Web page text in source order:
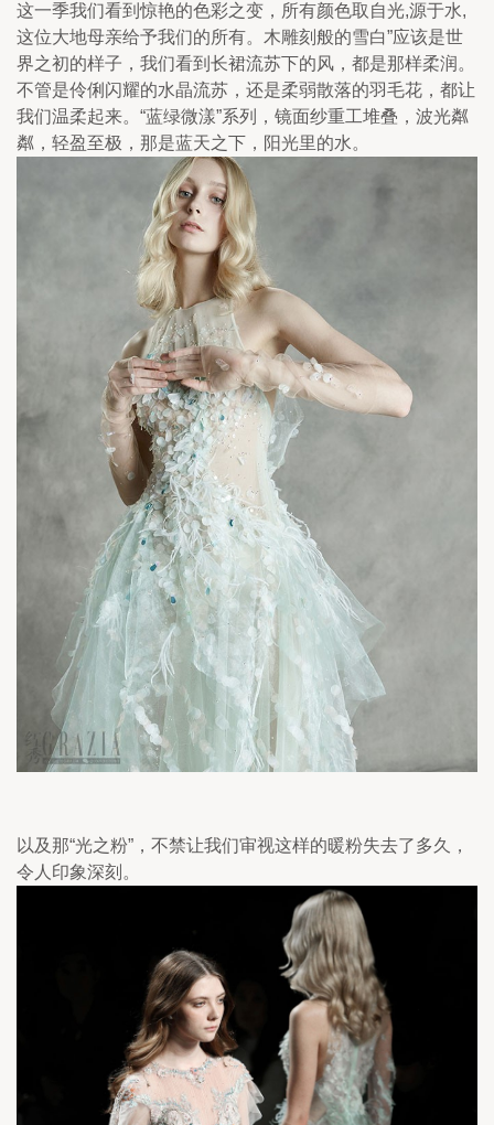
这一季我们看到惊艳的色彩之变，所有颜色取自光,源于水,
这位大地母亲给予我们的所有。木雕刻般的雪白”应该是世
界之初的样子，我们看到长裙流苏下的风，都是那样柔润。
不管是伶俐闪耀的水晶流苏，还是柔弱散落的羽毛花，都让
我们温柔起来。“蓝绿微漾”系列，镜面纱重工堆叠，波光粼
粼，轻盈至极，那是蓝天之下，阳光里的水。
以及那“光之粉”，不禁让我们审视这样的暖粉失去了多久，
令人印象深刻。